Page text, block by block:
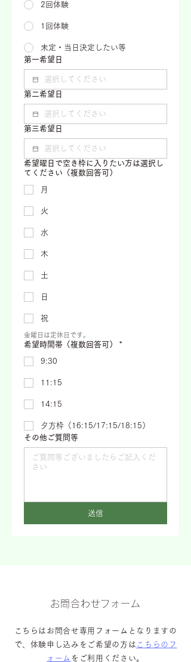
2回体験
1回体験
未定・当日決定したい等
第一希望日
第二希望日
第三希望日
希望曜日で空き枠に入りたい方は選択し
てください（複数回答可）
月
火
水
木
土
日
祝
金曜日は定休日です。
希望時間帯（複数回答可） *
9:30
11:15
14:15
夕方枠（16:15/17:15/18:15）
その他ご質問等
送信
お問合わせフォーム
こちらはお問合せ専用フォームとなりますの
で、体験申し込みをご希望の方は こちらのフ
ォーム をご利用ください。